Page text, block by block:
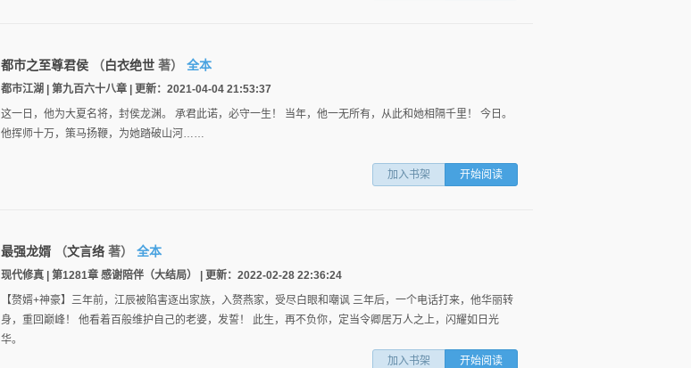
都市之至尊君侯 （白衣绝世 著） 全本
都市江湖 | 第九百六十八章 | 更新：2021-04-04 21:53:37
这一日，他为大夏名将，封侯龙渊。 承君此诺，必守一生！ 当年，他一无所有，从此和她相隔千里！ 今日。
他挥师十万，策马扬鞭，为她踏破山河……
加入书架 开始阅读
最强龙婿 （文言络 著） 全本
现代修真 | 第1281章 感谢陪伴（大结局） | 更新：2022-02-28 22:36:24
【赘婿+神豪】三年前，江辰被陷害逐出家族，入赘燕家，受尽白眼和嘲讽 三年后，一个电话打来，他华丽转
身，重回巅峰！ 他看着百般维护自己的老婆，发誓！ 此生，再不负你，定当令卿居万人之上，闪耀如日光
华。
加入书架
开始阅读